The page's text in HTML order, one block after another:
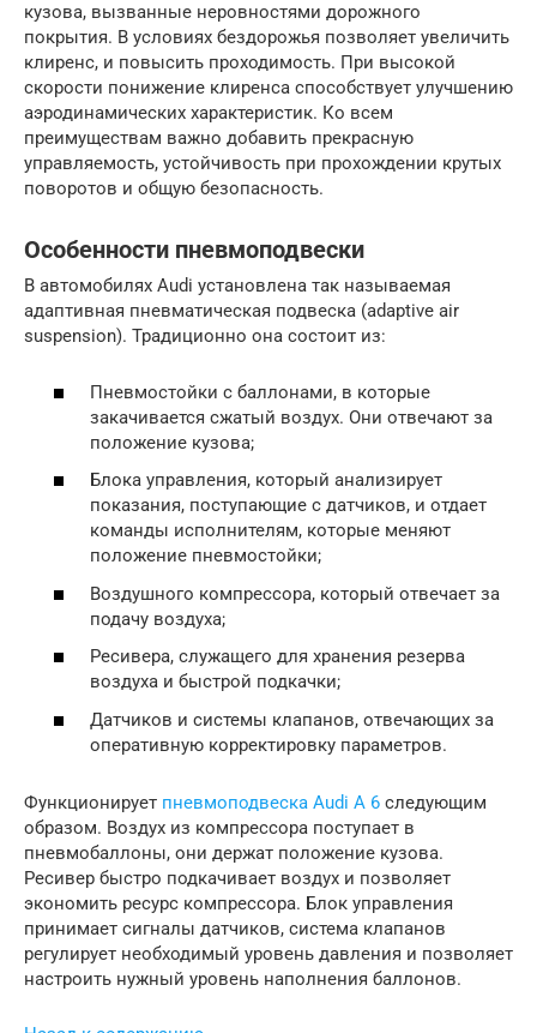
кузова, вызванные неровностями дорожного
покрытия. В условиях бездорожья позволяет увеличить
клиренс, и повысить проходимость. При высокой
скорости понижение клиренса способствует улучшению
аэродинамических характеристик. Ко всем
преимуществам важно добавить прекрасную
управляемость, устойчивость при прохождении крутых
поворотов и общую безопасность.
Особенности пневмоподвески
В автомобилях Audi установлена так называемая
адаптивная пневматическая подвеска (adaptive air
suspension). Традиционно она состоит из:
Пневмостойки с баллонами, в которые
закачивается сжатый воздух. Они отвечают за
положение кузова;
Блока управления, который анализирует
показания, поступающие с датчиков, и отдает
команды исполнителям, которые меняют
положение пневмостойки;
Воздушного компрессора, который отвечает за
подачу воздуха;
Ресивера, служащего для хранения резерва
воздуха и быстрой подкачки;
Датчиков и системы клапанов, отвечающих за
оперативную корректировку параметров.
Функционирует пневмоподвеска Audi A 6 следующим
образом. Воздух из компрессора поступает в
пневмобаллоны, они держат положение кузова.
Ресивер быстро подкачивает воздух и позволяет
экономить ресурс компрессора. Блок управления
принимает сигналы датчиков, система клапанов
регулирует необходимый уровень давления и позволяет
настроить нужный уровень наполнения баллонов.